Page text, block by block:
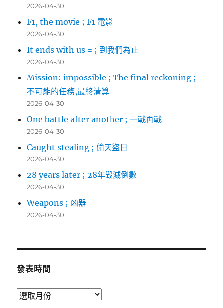
2026-04-30
F1, the movie ; F1 電影
2026-04-30
It ends with us = ; 到我們為止
2026-04-30
Mission: impossible ; The final reckoning ;
不可能的任務,最終清算
2026-04-30
One battle after another ; 一戰再戰
2026-04-30
Caught stealing ; 偷天盜日
2026-04-30
28 years later ; 28年毀滅倒數
2026-04-30
Weapons ; 凶器
2026-04-30
發表時間
發